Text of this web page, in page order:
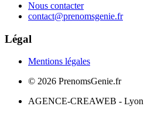
Nous contacter
contact@prenomsgenie.fr
Légal
Mentions légales
© 2026 PrenomsGenie.fr
AGENCE-CREAWEB - Lyon